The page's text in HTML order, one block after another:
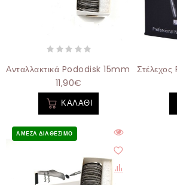
Ανταλλακτικά Pododisk 15mm 80grit -
11,90€
ΚΑΛΆΘΙ
ΆΜΕΣΑ ΔΙΑΘΈΣΙΜΟ